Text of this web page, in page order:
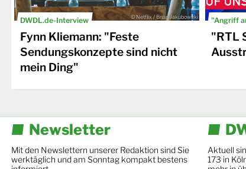
DWDL.de-Interview © Netflix / Brian Jakubowski
Fynn Kliemann: "Feste
Sendungskonzepte sind nicht
mein Ding"
"Angriff
"RTL
Newsletter
Mit den Newslettern unserer Redaktion sind Sie
werktäglich und am Sonntag kompakt bestens
Aktuell
173 in